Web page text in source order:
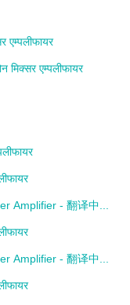
एम्पलीफायर
Amplifier - 翻译中...
Amplifier - 翻译中...